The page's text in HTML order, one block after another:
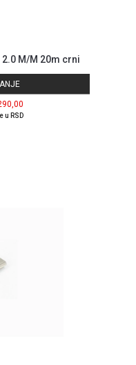
2.0 M/M 20m crni
u RSD